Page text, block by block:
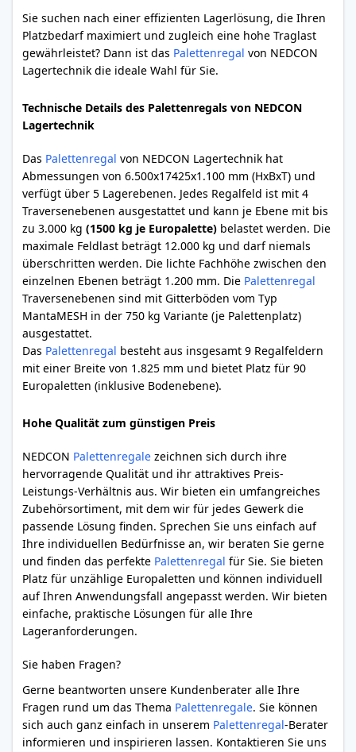
Sie suchen nach einer effizienten Lagerlösung, die Ihren
Platzbedarf maximiert und zugleich eine hohe Traglast
gewährleistet? Dann ist das Palettenregal von NEDCON
Lagertechnik die ideale Wahl für Sie.
Technische Details des Palettenregals von NEDCON
Lagertechnik
Das Palettenregal von NEDCON Lagertechnik hat
Abmessungen von 6.500x17425x1.100 mm (HxBxT) und
verfügt über 5 Lagerebenen. Jedes Regalfeld ist mit 4
Traversenebenen ausgestattet und kann je Ebene mit bis
zu 3.000 kg (1500 kg je Europalette) belastet werden. Die
maximale Feldlast beträgt 12.000 kg und darf niemals
überschritten werden. Die lichte Fachhöhe zwischen den
einzelnen Ebenen beträgt 1.200 mm. Die Palettenregal
Traversenebenen sind mit Gitterböden vom Typ
MantaMESH in der 750 kg Variante (je Palettenplatz)
ausgestattet.
Das Palettenregal besteht aus insgesamt 9 Regalfeldern
mit einer Breite von 1.825 mm und bietet Platz für 90
Europaletten (inklusive Bodenebene).
Hohe Qualität zum günstigen Preis
NEDCON Palettenregale zeichnen sich durch ihre
hervorragende Qualität und ihr attraktives Preis-
Leistungs-Verhältnis aus. Wir bieten ein umfangreiches
Zubehörsortiment, mit dem wir für jedes Gewerk die
passende Lösung finden. Sprechen Sie uns einfach auf
Ihre individuellen Bedürfnisse an, wir beraten Sie gerne
und finden das perfekte Palettenregal für Sie. Sie bieten
Platz für unzählige Europaletten und können individuell
auf Ihren Anwendungsfall angepasst werden. Wir bieten
einfache, praktische Lösungen für alle Ihre
Lageranforderungen.
Sie haben Fragen?
Gerne beantworten unsere Kundenberater alle Ihre
Fragen rund um das Thema Palettenregale. Sie können
sich auch ganz einfach in unserem Palettenregal-Berater
informieren und inspirieren lassen. Kontaktieren Sie uns